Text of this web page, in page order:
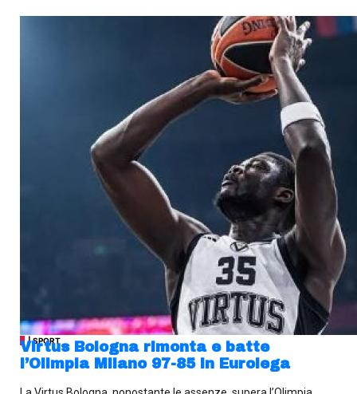
| SPORT
Virtus Bologna rimonta e batte
l’Olimpia Milano 97-85 in Eurolega